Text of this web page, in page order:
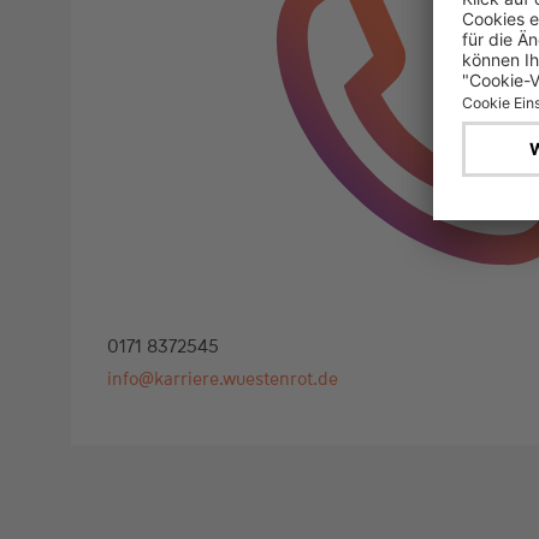
0171 8372545
info@karriere.wuestenrot.de